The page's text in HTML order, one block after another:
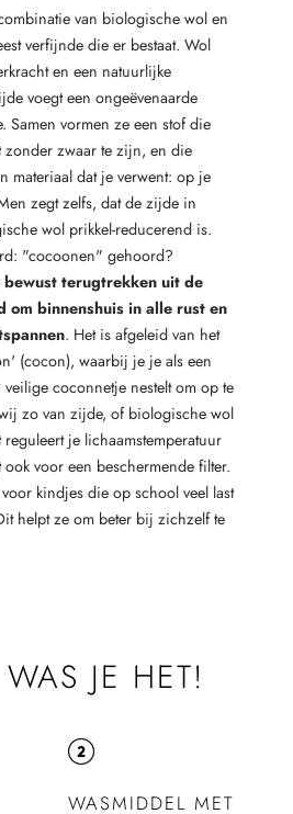
van biologische wol en
verfijnde die er bestaat. Wol
en een natuurlijke
voegt een ongeëvenaarde
Samen vormen ze een stof die
zonder zwaar te zijn, en die
materiaal dat je verwent: op je
zegt zelfs, dat de zijde in
wol prikkel-reducerend is.
"cocoonen" gehoord?
bewust terugtrekken uit de
om binnenshuis in alle rust en
. Het is afgeleid van het
(cocon), waarbij je je als een
coconnetje nestelt om op te
zo van zijde, of biologische wol
je lichaamstemperatuur
voor een beschermende filter.
kindjes die op school veel last
helpt ze om beter bij zichzelf te
JE HET!
WASMIDDEL MET